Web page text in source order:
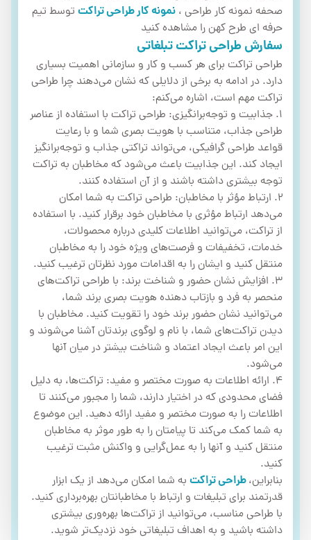
صحفه نمونه کار طراحی ، نمونه کار طراحی تراکت توسط تیم
حرفه ای طرح کهن را مشاهده کنید
سفارش طراحی تراکت تبلغاتی
طراحی تراکت برای هر کسب و کار و سازمانی اهمیت بسیاری
دارد. در ادامه به برخی از دلایلی که نشان می‌دهند چرا طراحی
تراکت مهم است، اشاره می‌کنم:
1. جذابیت و توجه‌برانگیزی: طراحی تراکت با استفاده از عناصر
طراحی جذاب، متناسب با هویت بصری شما و با رعایت
قواعد طراحی گرافیکی، می‌تواند تراکتی جذاب و توجه‌برانگیز
ایجاد کند. این جذابیت باعث می‌شود که مخاطبان به تراکت
توجه بیشتری داشته باشند و از آن استفاده کنند.
2. ارتباط مؤثر با مخاطبان: طراحی تراکت به شما امکان
می‌دهد ارتباط مؤثری با مخاطبان خود برقرار کنید. با استفاده
از تراکت، می‌توانید اطلاعات کلیدی درباره محصولات،
خدمات، تخفیفات و فرصت‌های ویژه خود را به مخاطبان
منتقل کنید و ایشان را به اقدامات مورد نظرتان ترغیب کنید.
3. افزایش نشان حضور و شناخت برند: با طراحی تراکت‌های
منحصر به فرد و بازتاب دهنده هویت بصری برند شما،
می‌توانید نشان حضور برند خود را تقویت کنید. مخاطبان با
دیدن تراکت‌های شما، با نام و لوگوی برندتان آشنا می‌شوند و
این امر باعث ایجاد اعتماد و شناخت بیشتر در میان آنها
می‌شود.
4. ارائه اطلاعات به صورت مختصر و مفید: تراکت‌ها، به دلیل
فضای محدودی که در اختیار دارند، شما را مجبور می‌کنند تا
اطلاعات را به صورت مختصر و مفید ارائه دهید. این موضوع
به شما کمک می‌کند تا پیامتان را به طور موثر به مخاطبان
منتقل کنید و آنها را به عمل‌گرایی و واکنش مثبت ترغیب
کنید.
بنابراین،طراحی تراکت به شما امکان می‌دهد از یک ابزار
قدرتمند برای تبلیغات و ارتباط با مخاطبانتان بهره‌برداری کنید.
با طراحی مناسب، می‌توانید از تراکت‌ها بهره‌وری بیشتری
داشته باشید و به اهداف تبلیغاتی خود نزدیک‌تر شوید.